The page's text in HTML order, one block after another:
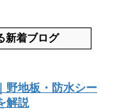
新着ブログ
野地板・防水シー
解説